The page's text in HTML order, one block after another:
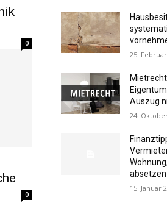
0
0
25.
Auszug
24.
15. Januar